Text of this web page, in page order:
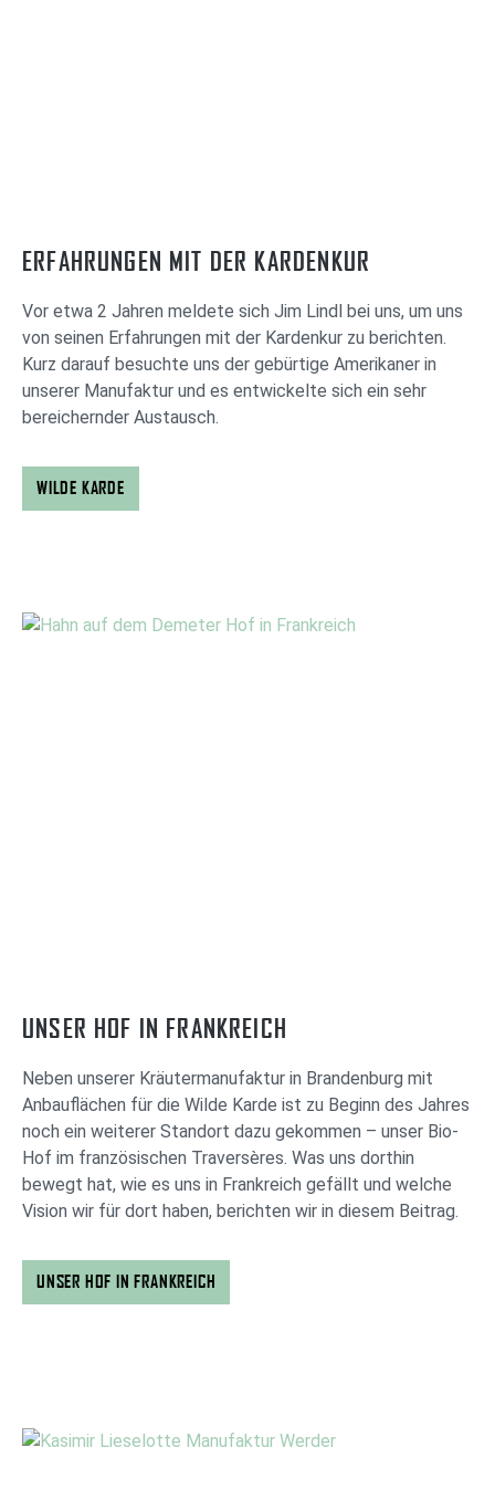
Eigenschaften der Pflanze optimal bewahren. Erfahre
mehr über unseren demeter Hof
ERFAHRUNGEN MIT DER KARDENKUR
Vor etwa 2 Jahren meldete sich Jim Lindl bei uns, um uns
von seinen Erfahrungen mit der Kardenkur zu berichten.
Kurz darauf besuchte uns der gebürtige Amerikaner in
unserer Manufaktur und es entwickelte sich ein sehr
bereichernder Austausch.
WILDE KARDE
UNSER HOF IN FRANKREICH
Neben unserer Kräutermanufaktur in Brandenburg mit
Anbauflächen für die Wilde Karde ist zu Beginn des Jahres
noch ein weiterer Standort dazu gekommen – unser Bio-
Hof im französischen Traversères. Was uns dorthin
bewegt hat, wie es uns in Frankreich gefällt und welche
Vision wir für dort haben, berichten wir in diesem Beitrag.
UNSER HOF IN FRANKREICH